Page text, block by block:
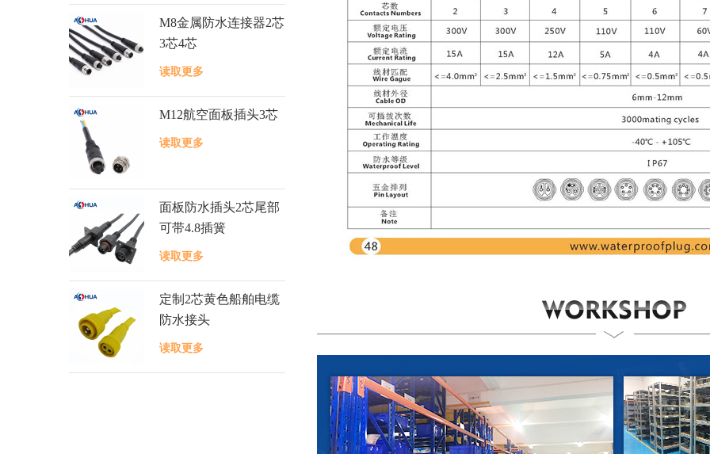
M8金属防水连接器2芯
3芯4芯
读取更多
M12航空面板插头3芯
读取更多
面板防水插头2芯尾部
可带4.8插簧
读取更多
定制2芯黄色船舶电缆
防水接头
读取更多